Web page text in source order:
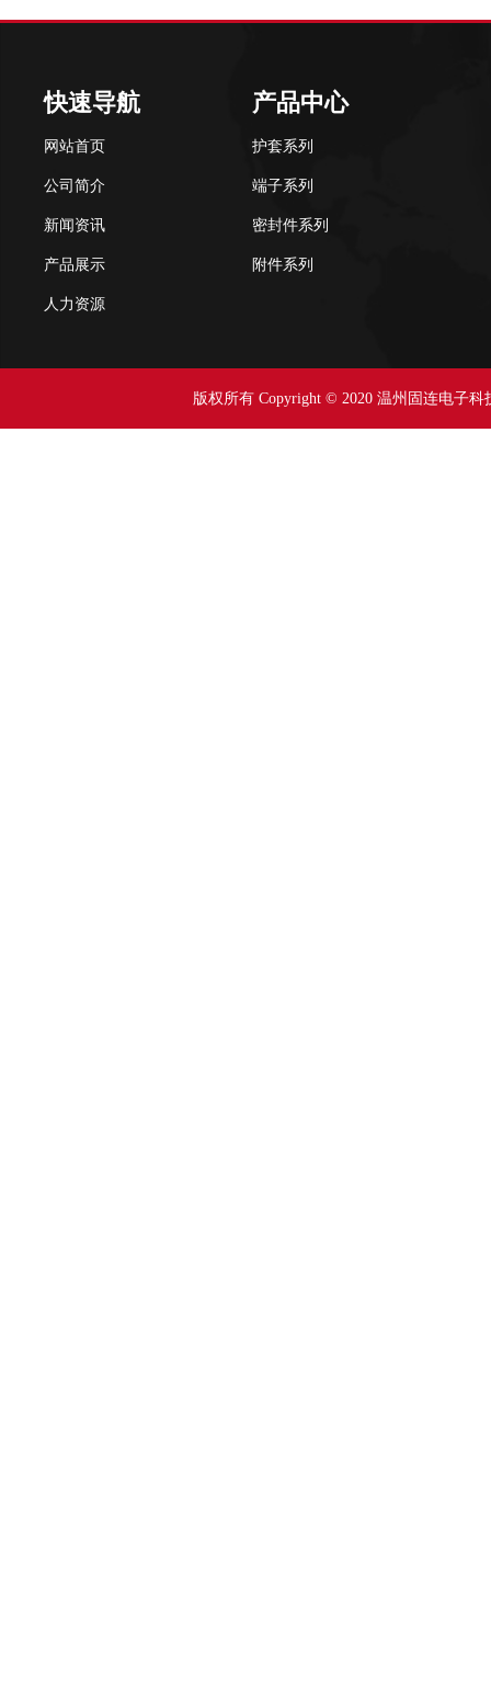
快速导航
网站首页
公司简介
新闻资讯
产品展示
人力资源
产品中心
护套系列
端子系列
密封件系列
附件系列
版权所有 Copyright © 2020 温州固连电子